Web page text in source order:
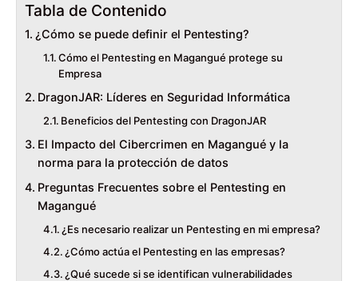
Tabla de Contenido
¿Cómo se puede definir el Pentesting?
Cómo el Pentesting en Magangué protege su
Empresa
DragonJAR: Líderes en Seguridad Informática
Beneficios del Pentesting con DragonJAR
El Impacto del Cibercrimen en Magangué y la
norma para la protección de datos
Preguntas Frecuentes sobre el Pentesting en
Magangué
¿Es necesario realizar un Pentesting en mi empresa?
¿Cómo actúa el Pentesting en las empresas?
¿Qué sucede si se identifican vulnerabilidades